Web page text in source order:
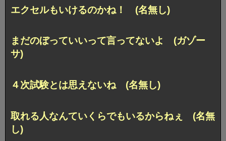
エクセルもいけるのかね！ (名無し)
まだのぼっていいって言ってないよ (ガゾー
サ)
４次試験とは思えないね (名無し)
取れる人なんていくらでもいるからねぇ (名無
し)